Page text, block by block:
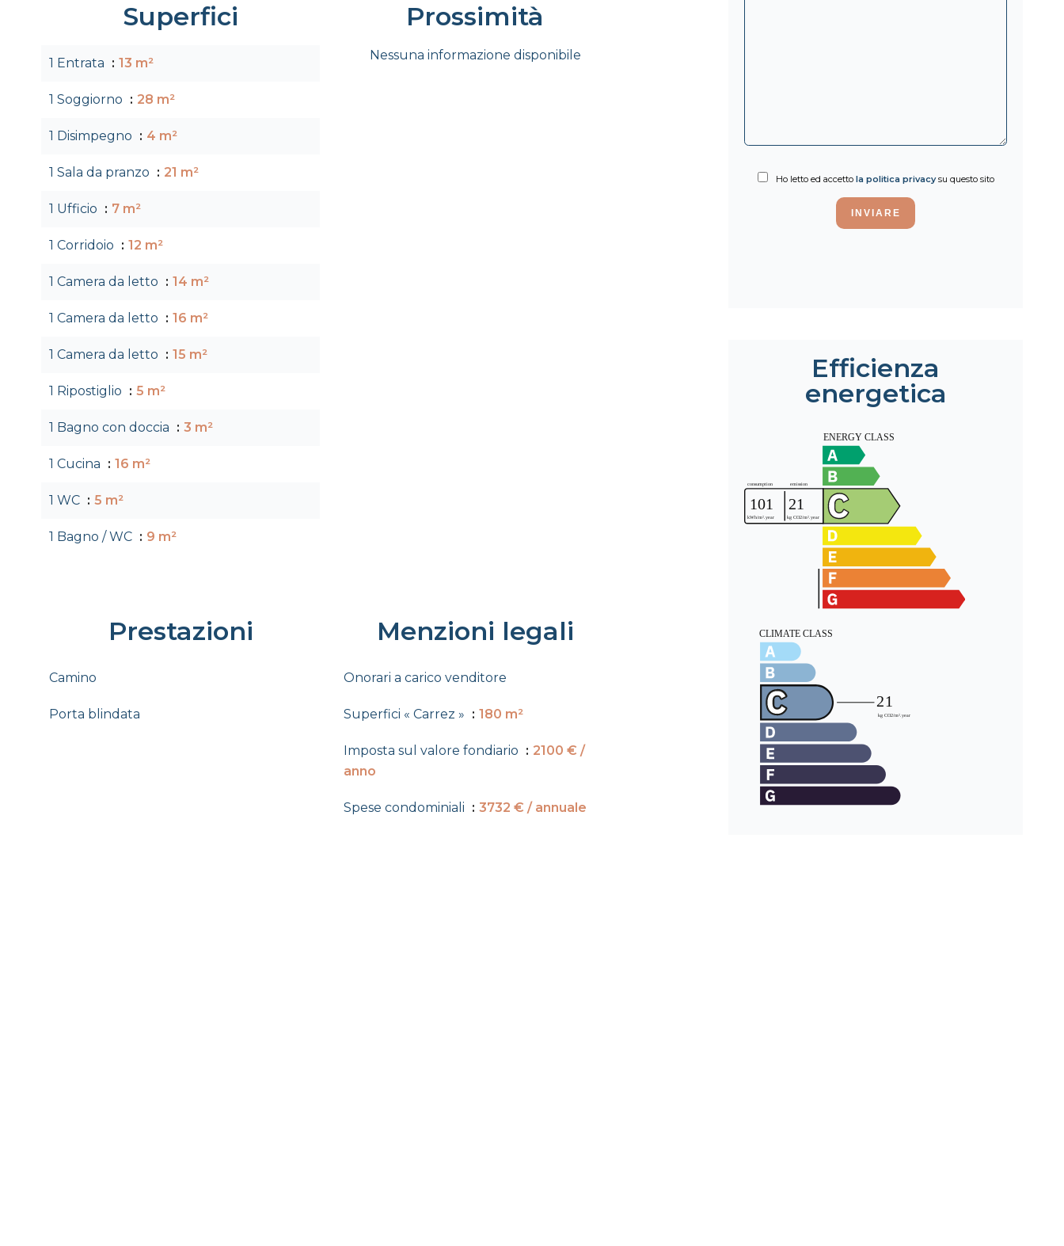
Superfici
1 Entrata 13 m²
1 Soggiorno 28 m²
1 Disimpegno 4 m²
1 Sala da pranzo 21 m²
1 Ufficio 7 m²
1 Corridoio 12 m²
1 Camera da letto 14 m²
1 Camera da letto 16 m²
1 Camera da letto 15 m²
1 Ripostiglio 5 m²
1 Bagno con doccia 3 m²
1 Cucina 16 m²
1 WC 5 m²
1 Bagno / WC 9 m²
Prossimità
Nessuna informazione disponibile
Prestazioni
Camino
Porta blindata
Menzioni legali
Onorari a carico venditore
Superfici « Carrez » 180 m²
Imposta sul valore fondiario
2100 € /
anno
Spese condominiali 3732 € / annuale
Ho letto ed accetto la politica privacysu questo sito
INVIARE
Efficienza
energetica